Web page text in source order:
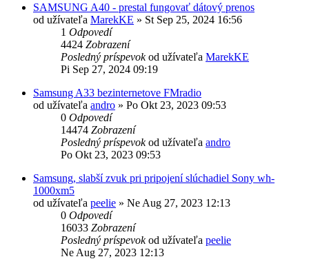
SAMSUNG A40 - prestal fungovať dátový prenos
od užívateľa MarekKE » St Sep 25, 2024 16:56
1 Odpovedí
4424 Zobrazení
Posledný príspevokod užívateľa MarekKE
Pi Sep 27, 2024 09:19
Samsung A33 bezinternetove FMradio
od užívateľa andro » Po Okt 23, 2023 09:53
0 Odpovedí
14474 Zobrazení
Posledný príspevokod užívateľa andro
Po Okt 23, 2023 09:53
Samsung, slabší zvuk pri pripojení slúchadiel Sony wh-
1000xm5
od užívateľa peelie » Ne Aug 27, 2023 12:13
0 Odpovedí
16033 Zobrazení
Posledný príspevokod užívateľa peelie
Ne Aug 27, 2023 12:13